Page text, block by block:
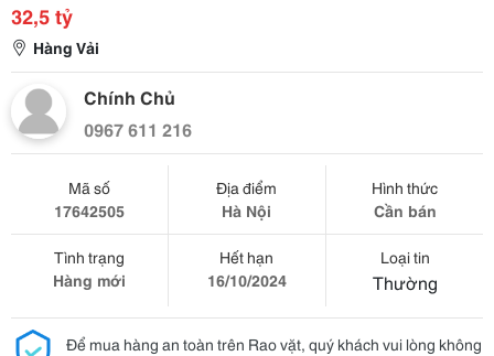
32,5 tỷ
Hàng Vải
Chính Chủ
0967 611 216
Mã số
17642505
Địa điểm
Hà Nội
Hình thức
Cần bán
Tình trạng
Hàng mới
Hết hạn
16/10/2024
Loại tin
Thường
Để mua hàng an toàn trên Rao vặt, quý khách vui lòng không